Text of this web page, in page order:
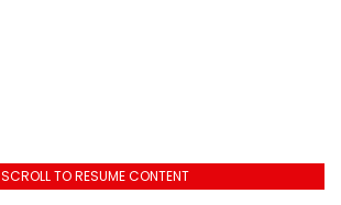
SCROLL TO RESUME CONTENT